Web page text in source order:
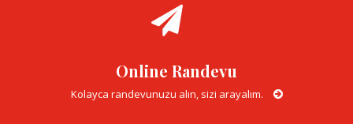
Online Randevu
Kolayca randevunuzu alın, sizi arayalım.